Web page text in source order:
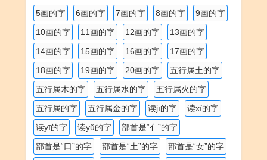
5画的字 6画的字 7画的字 8画的字
9画的字
10画的字
11画的字 12画的字
13画的字
14画的字
15画的字 16画的字
17画的字
18画的字
19画的字 20画的字
五行属土的字
五行属木的字
五行属水的字
五行属火的字
五行属的字
五行属金的字 读jī的字
读xí的字
读yī的字
读yǔ的字
部首是“亻”的字
部首是“口”的字
部首是“土”的字
部首是“女”的字